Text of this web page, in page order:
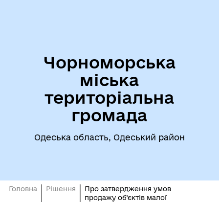
Чорноморська
міська
територіальна
громада
Одеська область, Одеський район
Головна Рішення
Про затвердження умов
продажу об’єктів малої